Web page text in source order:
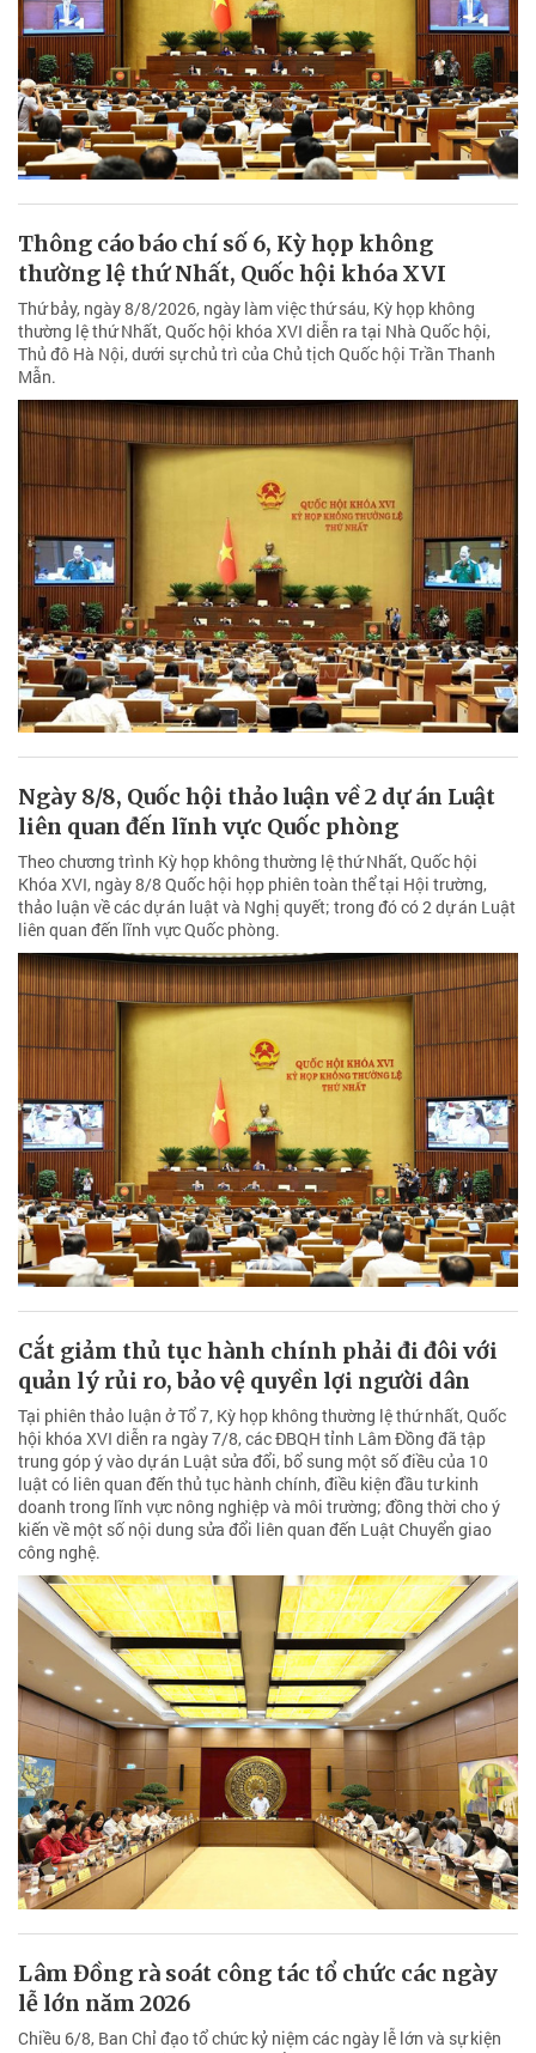
Thông cáo báo chí số 6, Kỳ họp không
thường lệ thứ Nhất, Quốc hội khóa XVI
Thứ bảy, ngày 8/8/2026, ngày làm việc thứ sáu, Kỳ họp không
thường lệ thứ Nhất, Quốc hội khóa XVI diễn ra tại Nhà Quốc hội,
Thủ đô Hà Nội, dưới sự chủ trì của Chủ tịch Quốc hội Trần Thanh
Mẫn.
Ngày 8/8, Quốc hội thảo luận về 2 dự án Luật
liên quan đến lĩnh vực Quốc phòng
Theo chương trình Kỳ họp không thường lệ thứ Nhất, Quốc hội
Khóa XVI, ngày 8/8 Quốc hội họp phiên toàn thể tại Hội trường,
thảo luận về các dự án luật và Nghị quyết; trong đó có 2 dự án Luật
liên quan đến lĩnh vực Quốc phòng.
Cắt giảm thủ tục hành chính phải đi đôi với
quản lý rủi ro, bảo vệ quyền lợi người dân
Tại phiên thảo luận ở Tổ 7, Kỳ họp không thường lệ thứ nhất, Quốc
hội khóa XVI diễn ra ngày 7/8, các ĐBQH tỉnh Lâm Đồng đã tập
trung góp ý vào dự án Luật sửa đổi, bổ sung một số điều của 10
luật có liên quan đến thủ tục hành chính, điều kiện đầu tư kinh
doanh trong lĩnh vực nông nghiệp và môi trường; đồng thời cho ý
kiến về một số nội dung sửa đổi liên quan đến Luật Chuyển giao
công nghệ.
Lâm Đồng rà soát công tác tổ chức các ngày
lễ lớn năm 2026
Chiều 6/8, Ban Chỉ đạo tổ chức kỷ niệm các ngày lễ lớn và sự kiện